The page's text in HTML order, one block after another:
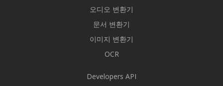
오디오 변환기
문서 변환기
이미지 변환기
OCR
Developers API